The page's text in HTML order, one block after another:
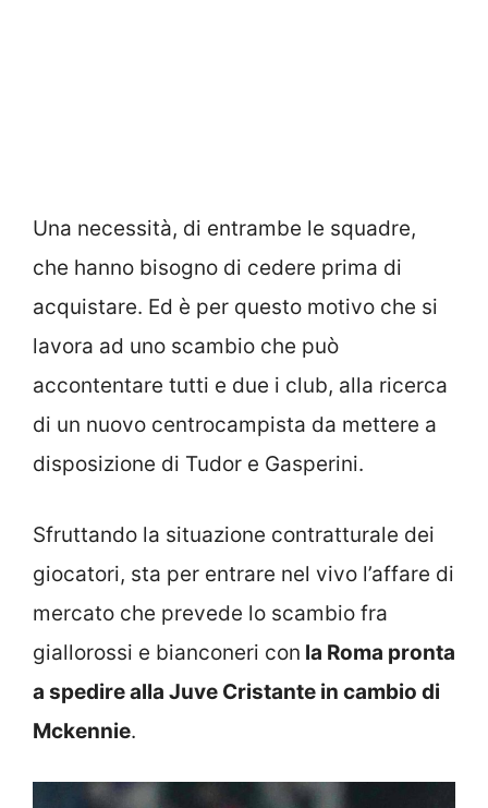
Una necessità, di entrambe le squadre,
che hanno bisogno di cedere prima di
acquistare. Ed è per questo motivo che si
lavora ad uno scambio che può
accontentare tutti e due i club, alla ricerca
di un nuovo centrocampista da mettere a
disposizione di Tudor e Gasperini.
Sfruttando la situazione contratturale dei
giocatori, sta per entrare nel vivo l’affare di
mercato che prevede lo scambio fra
giallorossi e bianconeri con la Roma pronta
a spedire alla Juve Cristante in cambio di
Mckennie.